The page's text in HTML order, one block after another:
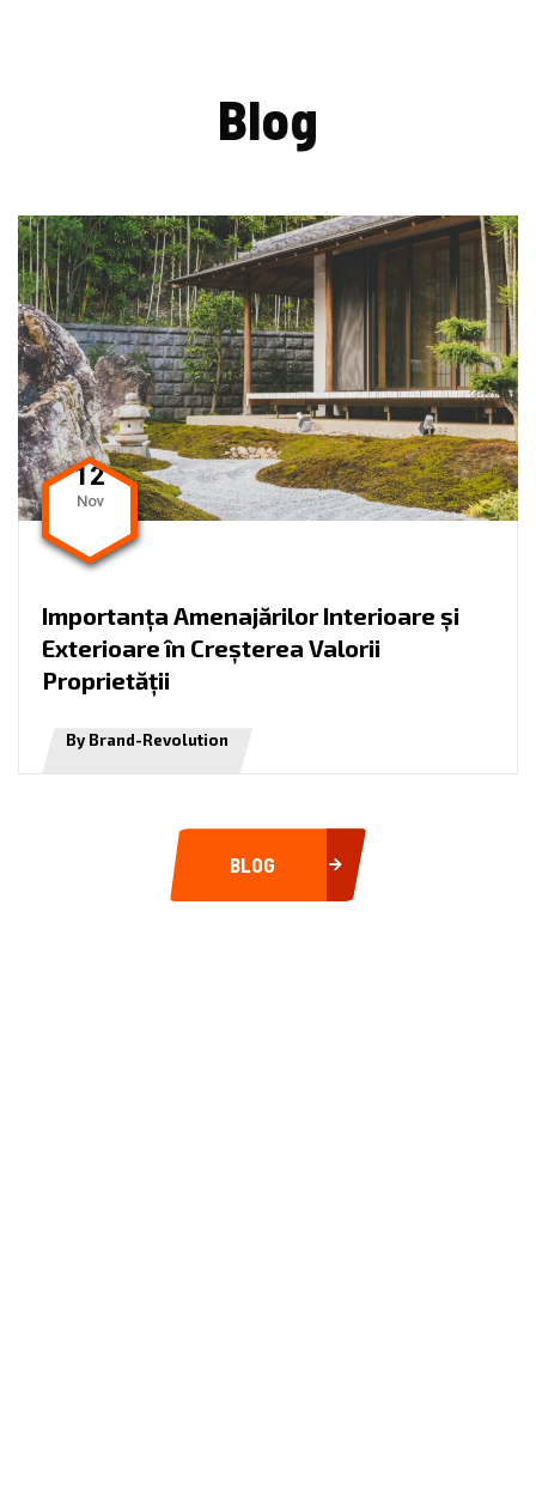
Blog
12
Nov
Importanța Amenajărilor Interioare și
Exterioare în Creșterea Valorii
Proprietății
By Brand-Revolution
BLOG